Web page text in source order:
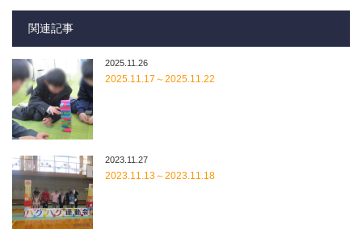
関連記事
2025.11.26
2025.11.17～2025.11.22
2023.11.27
2023.11.13～2023.11.18